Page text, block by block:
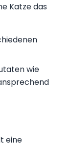
Katze das
wie
eine